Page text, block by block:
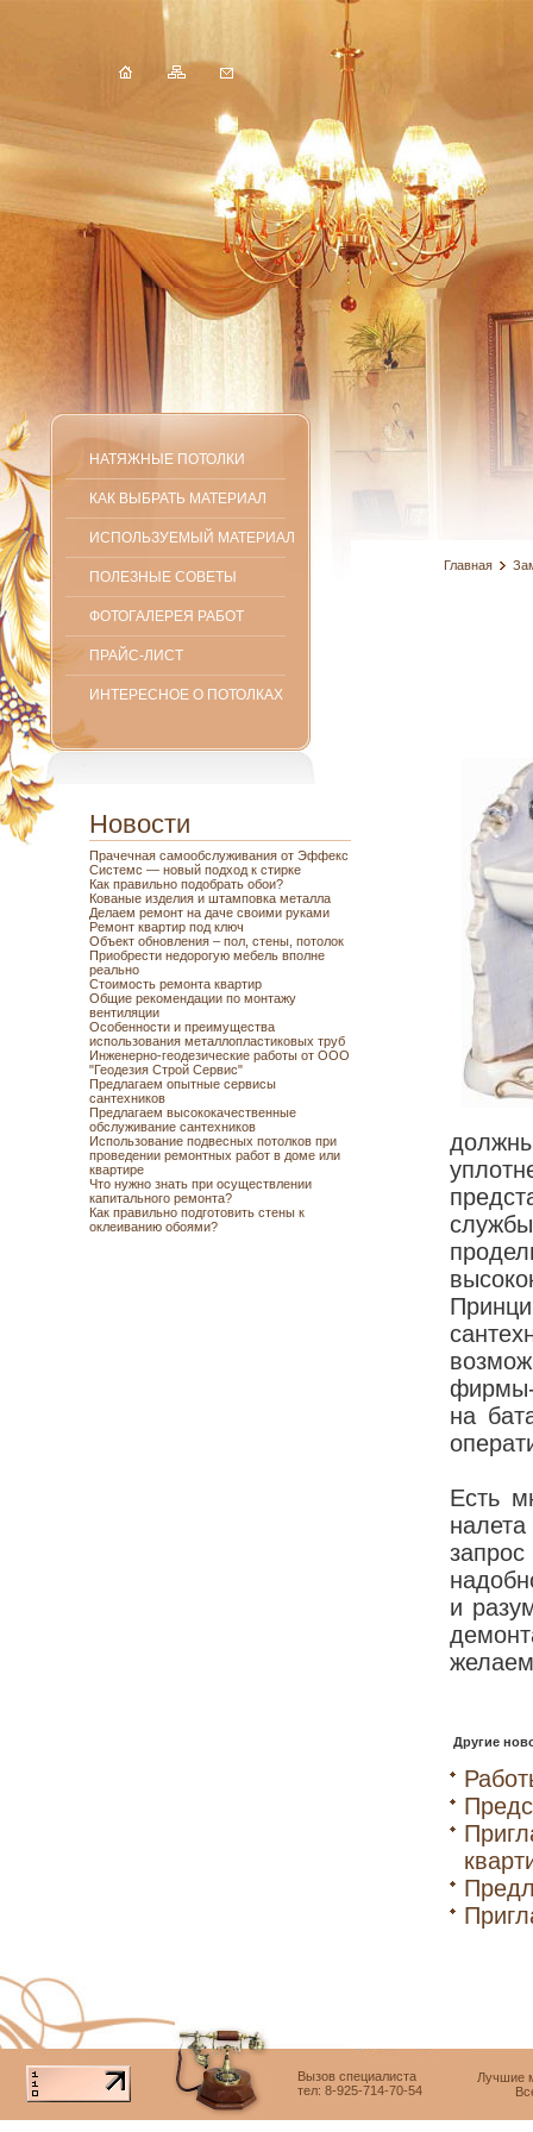
НАТЯЖНЫЕ ПОТОЛКИ
КАК ВЫБРАТЬ МАТЕРИАЛ
ИСПОЛЬЗУЕМЫЙ МАТЕРИАЛ
ПОЛЕЗНЫЕ СОВЕТЫ
ФОТОГАЛЕРЕЯ РАБОТ
ПРАЙС-ЛИСТ
ИНТЕРЕСНОЕ О ПОТОЛКАХ
Новости
Прачечная самообслуживания от Эффекс
Системс — новый подход к стирке
Как правильно подобрать обои?
Кованые изделия и штамповка металла
Делаем ремонт на даче своими руками
Ремонт квартир под ключ
Объект обновления – пол, стены, потолок
Приобрести недорогую мебель вполне
реально
Стоимость ремонта квартир
Общие рекомендации по монтажу
вентиляции
Особенности и преимущества
использования металлопластиковых труб
Инженерно-геодезические работы от ООО
"Геодезия Строй Сервис"
Предлагаем опытные сервисы
сантехников
Предлагаем высококачественные
обслуживание сантехников
Использование подвесных потолков при
проведении ремонтных работ в доме или
квартире
Что нужно знать при осуществлении
капитального ремонта?
Как правильно подготовить стены к
оклеиванию обоями?
Главная
фирмы-
на
Есть
и
Другие
Вызов специалиста
тел: 8-925-714-70-54
Лучшие